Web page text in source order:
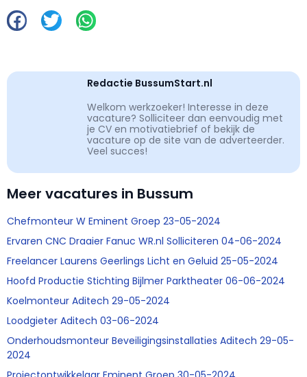
Redactie BussumStart.nl
Welkom werkzoeker! Interesse in deze
vacature? Solliciteer dan eenvoudig met
je CV en motivatiebrief of bekijk de
vacature op de site van de adverteerder.
Veel succes!
Meer vacatures in Bussum
Chefmonteur W Eminent Groep 23-05-2024
Ervaren CNC Draaier Fanuc WR.nl Solliciteren 04-06-2024
Freelancer Laurens Geerlings Licht en Geluid 25-05-2024
Hoofd Productie Stichting Bijlmer Parktheater 06-06-2024
Koelmonteur Aditech 29-05-2024
Loodgieter Aditech 03-06-2024
Onderhoudsmonteur Beveiligingsinstallaties Aditech 29-05-
2024